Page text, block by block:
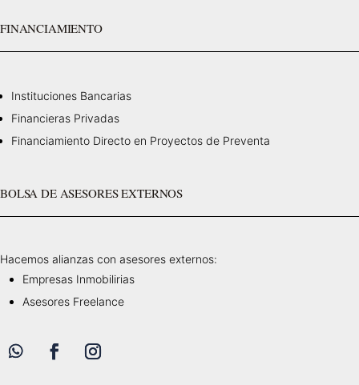
FINANCIAMIENTO
Instituciones Bancarias
Financieras Privadas
Financiamiento Directo en Proyectos de Preventa
BOLSA DE ASESORES EXTERNOS
Hacemos alianzas con asesores externos:
Empresas Inmobilirias
Asesores Freelance